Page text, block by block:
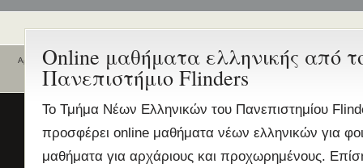
Online μαθήματα ελληνικής από
Πανεπιστήμιο Flinders
To Τμήμα Νέων Ελληνικών του Πανεπιστημίου
προσφέρει online μαθήματα νέων ελληνικών για
μαθήματα για αρχάριους και προχωρημένους.
Αρχική
Ποιοι είναι εδώ
Είναι εδώ αυτή τη στιγμή 0 χρήστες
Ενεργά θέματα
Δεύτερης/Ξένης Γλώσσας
(Εξ Αποστάσεως) από το Παν/